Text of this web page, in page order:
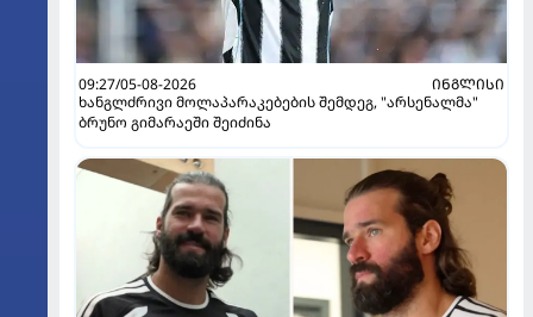
09:27/05-08-2026
ᲘᲜᲒᲚᲘᲡᲘ
ხანგლძრივი მოლაპარაკებების შემდეგ, "არსენალმა"
ბრუნო გიმარაეში შეიძინა